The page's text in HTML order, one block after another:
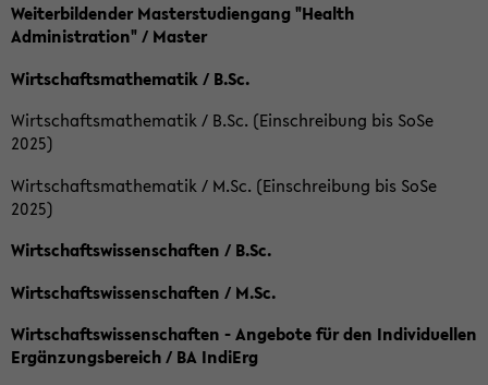
Weiterbildender Masterstudiengang "Health
Administration" / Master
Wirtschaftsmathematik / B.Sc.
Wirtschaftsmathematik / B.Sc. (Einschreibung bis SoSe
2025)
Wirtschaftsmathematik / M.Sc. (Einschreibung bis SoSe
2025)
Wirtschaftswissenschaften / B.Sc.
Wirtschaftswissenschaften / M.Sc.
Wirtschaftswissenschaften - Angebote für den Individuellen
Ergänzungsbereich / BA IndiErg